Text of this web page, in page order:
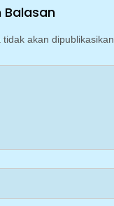
Balasan
tidak akan